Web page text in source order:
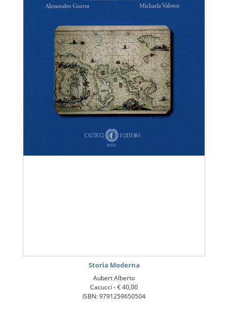
Storia Moderna
Aubert Alberto
Cacucci -€ 40,00
ISBN: 9791259650504